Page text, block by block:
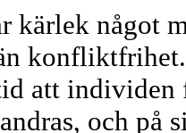
kärlek något
att individen
och på